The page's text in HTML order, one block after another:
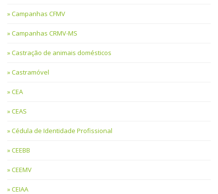
Campanhas CFMV
Campanhas CRMV-MS
Castração de animais domésticos
Castramóvel
CEA
CEAS
Cédula de Identidade Profissional
CEEBB
CEEMV
CEIAA